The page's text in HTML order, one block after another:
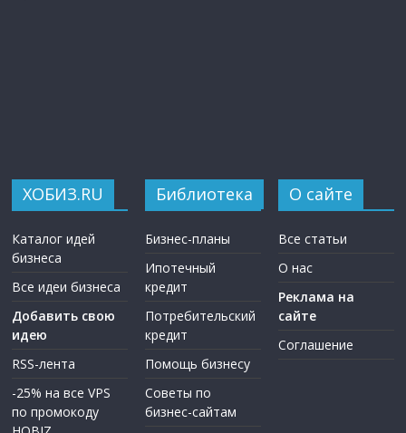
ХОБИЗ.RU
Каталог идей
бизнеса
Все идеи бизнеса
Добавить свою
идею
RSS-лента
-25% на все VPS
по промокоду
Библиотека
Бизнес-планы
Ипотечный
кредит
Потребительский
кредит
Помощь бизнесу
Советы по
бизнес-сайтам
О сайте
Все статьи
О нас
Реклама на
сайте
Соглашение